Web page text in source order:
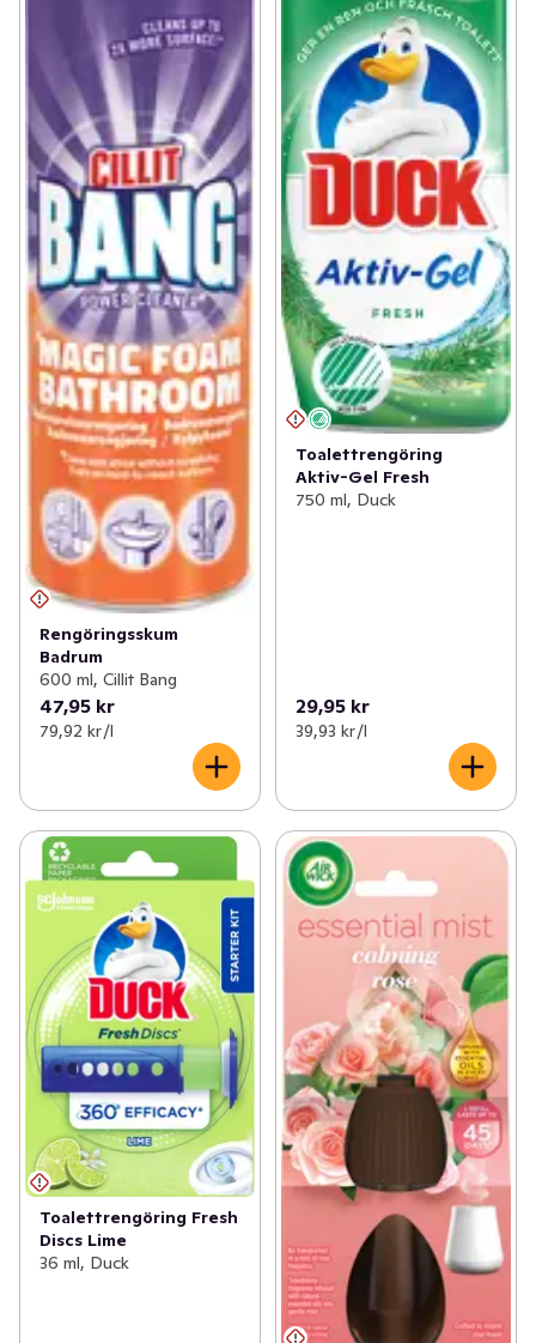
Rengöringsskum
Badrum
600 ml, Cillit Bang
47,95 kr
79,92 kr /l
Toalettrengöring
Aktiv-Gel Fresh
750 ml, Duck
29,95 kr
39,93 kr /l
Toalettrengöring Fresh
Discs Lime
36 ml, Duck